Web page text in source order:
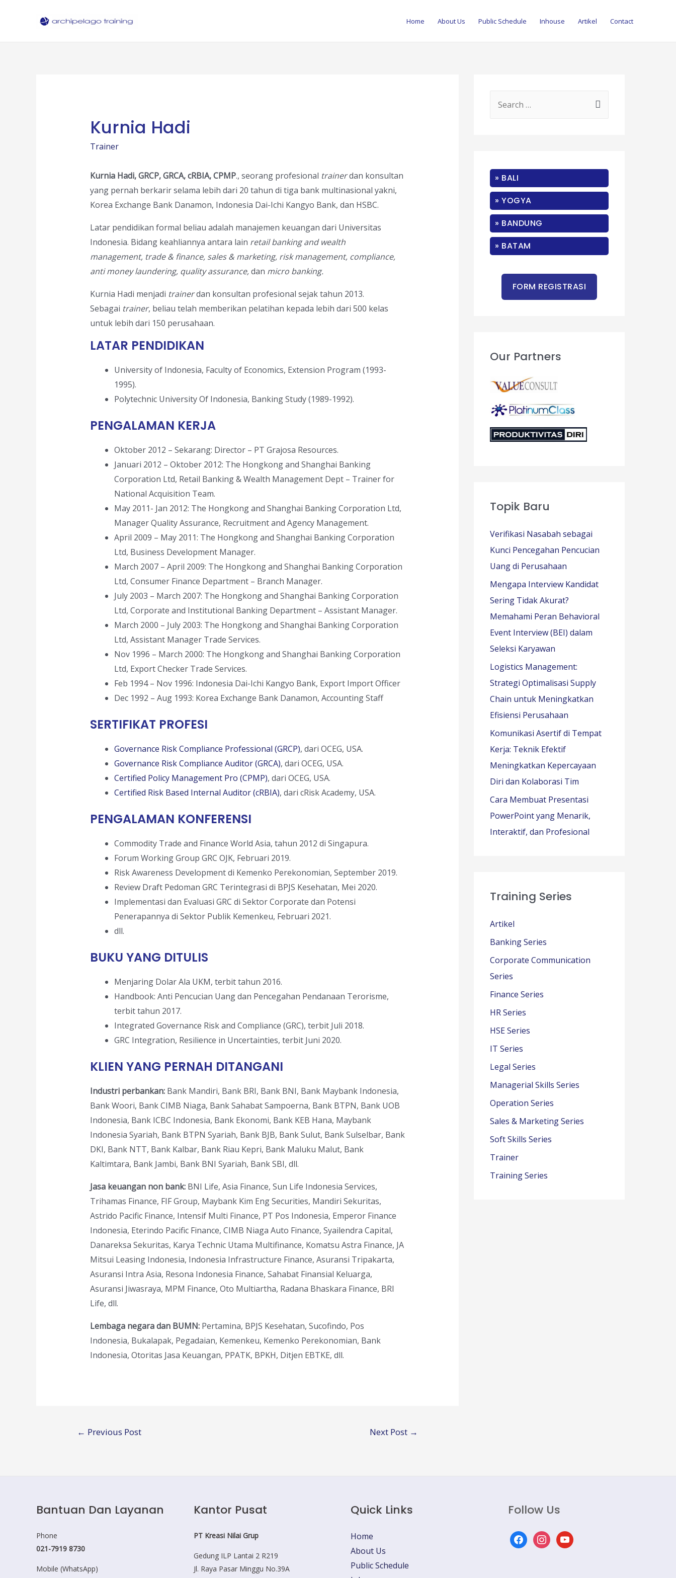
Home About Us Public Schedule Inhouse Artikel Contact
Kurnia Hadi
Trainer
Kurnia Hadi, GRCP, GRCA, cRBIA, CPMP., seorang profesional trainerdan konsultan
yang pernah berkarir selama lebih dari 20 tahun di tiga bank multinasional yakni,
Korea Exchange Bank Danamon, Indonesia Dai-Ichi Kangyo Bank, dan HSBC.
Latar pendidikan formal beliau adalah manajemen keuangan dari Universitas
Indonesia. Bidang keahliannya antara lain retail banking and wealth
management, trade & finance, sales & marketing, risk management, compliance,
anti money laundering, quality assurance,dan micro banking.
Kurnia Hadi menjadi trainerdan konsultan profesional sejak tahun 2013.
Sebagai trainer, beliau telah memberikan pelatihan kepada lebih dari 500 kelas
untuk lebih dari 150 perusahaan.
LATAR PENDIDIKAN
University of Indonesia, Faculty of Economics, Extension Program (1993-
1995).
Polytechnic University Of Indonesia, Banking Study (1989-1992).
PENGALAMAN KERJA
Oktober 2012 – Sekarang: Director – PT Grajosa Resources.
Januari 2012 – Oktober 2012: The Hongkong and Shanghai Banking
Corporation Ltd, Retail Banking & Wealth Management Dept – Trainer for
National Acquisition Team.
May 2011- Jan 2012: The Hongkong and Shanghai Banking Corporation Ltd,
Manager Quality Assurance, Recruitment and Agency Management.
April 2009 – May 2011: The Hongkong and Shanghai Banking Corporation
Ltd, Business Development Manager.
March 2007 – April 2009: The Hongkong and Shanghai Banking Corporation
Ltd, Consumer Finance Department – Branch Manager.
July 2003 – March 2007: The Hongkong and Shanghai Banking Corporation
Ltd, Corporate and Institutional Banking Department – Assistant Manager.
March 2000 – July 2003: The Hongkong and Shanghai Banking Corporation
Ltd, Assistant Manager Trade Services.
Nov 1996 – March 2000: The Hongkong and Shanghai Banking Corporation
Ltd, Export Checker Trade Services.
Feb 1994 – Nov 1996: Indonesia Dai-Ichi Kangyo Bank, Export Import Officer
Dec 1992 – Aug 1993: Korea Exchange Bank Danamon, Accounting Staff
SERTIFIKAT PROFESI
Governance Risk Compliance Professional (GRCP), dari OCEG, USA.
Governance Risk Compliance Auditor (GRCA), dari OCEG, USA.
Certified Policy Management Pro (CPMP), dari OCEG, USA.
Certified Risk Based Internal Auditor (cRBIA), dari cRisk Academy, USA.
PENGALAMAN KONFERENSI
Commodity Trade and Finance World Asia, tahun 2012 di Singapura.
Forum Working Group GRC OJK, Februari 2019.
Risk Awareness Development di Kemenko Perekonomian, September 2019.
Review Draft Pedoman GRC Terintegrasi di BPJS Kesehatan, Mei 2020.
Implementasi dan Evaluasi GRC di Sektor Corporate dan Potensi
Penerapannya di Sektor Publik Kemenkeu, Februari 2021.
dll.
BUKU YANG DITULIS
Menjaring Dolar Ala UKM, terbit tahun 2016.
Handbook: Anti Pencucian Uang dan Pencegahan Pendanaan Terorisme,
terbit tahun 2017.
Integrated Governance Risk and Compliance (GRC), terbit Juli 2018.
GRC Integration, Resilience in Uncertainties, terbit Juni 2020.
KLIEN YANG PERNAH DITANGANI
Industri perbankan:Bank Mandiri, Bank BRI, Bank BNI, Bank Maybank Indonesia,
Bank Woori, Bank CIMB Niaga, Bank Sahabat Sampoerna, Bank BTPN, Bank UOB
Indonesia, Bank ICBC Indonesia, Bank Ekonomi, Bank KEB Hana, Maybank
Indonesia Syariah, Bank BTPN Syariah, Bank BJB, Bank Sulut, Bank Sulselbar, Bank
DKI, Bank NTT, Bank Kalbar, Bank Riau Kepri, Bank Maluku Malut, Bank
Kaltimtara, Bank Jambi, Bank BNI Syariah, Bank SBI, dll.
Jasa keuangan non bank:BNI Life, Asia Finance, Sun Life Indonesia Services,
Trihamas Finance, FIF Group, Maybank Kim Eng Securities, Mandiri Sekuritas,
Astrido Pacific Finance, Intensif Multi Finance, PT Pos Indonesia, Emperor Finance
Indonesia, Eterindo Pacific Finance, CIMB Niaga Auto Finance, Syailendra Capital,
Danareksa Sekuritas, Karya Technic Utama Multifinance, Komatsu Astra Finance, JA
Mitsui Leasing Indonesia, Indonesia Infrastructure Finance, Asuransi Tripakarta,
Asuransi Intra Asia, Resona Indonesia Finance, Sahabat Finansial Keluarga,
Asuransi Jiwasraya, MPM Finance, Oto Multiartha, Radana Bhaskara Finance, BRI
Life, dll.
Lembaga negara dan BUMN:Pertamina, BPJS Kesehatan, Sucofindo, Pos
Indonesia, Bukalapak, Pegadaian, Kemenkeu, Kemenko Perekonomian, Bank
Indonesia, Otoritas Jasa Keuangan, PPATK, BPKH, Ditjen EBTKE, dll.
← Previous Post Next Post →
f
o
» BALI
» YOGYA
» BANDUNG
» BATAM
Our Partners
Topik Baru
Verifikasi Nasabah sebagai
Kunci Pencegahan Pencucian
Uang di Perusahaan
Mengapa Interview Kandidat
Sering Tidak Akurat?
Memahami Peran Behavioral
Event Interview (BEI) dalam
Seleksi Karyawan
Logistics Management:
Strategi Optimalisasi Supply
Chain untuk Meningkatkan
Efisiensi Perusahaan
Komunikasi Asertif di Tempat
Kerja: Teknik Efektif
Meningkatkan Kepercayaan
Diri dan Kolaborasi Tim
Cara Membuat Presentasi
PowerPoint yang Menarik,
Interaktif, dan Profesional
Training Series
Artikel
Banking Series
Corporate Communication
Series
Finance Series
HR Series
HSE Series
IT Series
Legal Series
Managerial Skills Series
Operation Series
Sales & Marketing Series
Soft Skills Series
Trainer
Training Series
Bantuan Dan Layanan
Phone
021-7919 8730
Mobile (WhatsApp)
Kantor Pusat
PT Kreasi Nilai Grup
Gedung ILP Lantai 2 R219
Jl. Raya Pasar Minggu No.39A
Quick Links
Home
About Us
Public Schedule
Follow Us
facebookinstagramyoutube